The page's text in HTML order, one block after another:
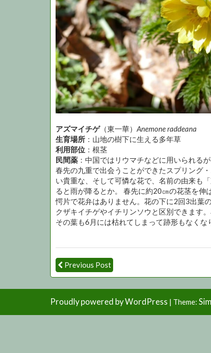
アズマイチゲ（東一華） Anemone raddeana
生育場所 ：山地の樹下に生える多年草
利用部位 ：根茎
民間薬 ：中国ではリウマチなどに用いられる
春先の九重で出会うことができたスプリング
い貴重な、そして可憐な花で、名前の由来も
ると雨が降るとか。 春先に約20㎝の花茎を
愕片で花弁はありません。花の下に2回3出葉
クザキイチゲやイチリンソウと区別できます
その葉も6月には枯れてしまって跡形もなくな
Previous Post
Proudly powered by WordPress | Theme: